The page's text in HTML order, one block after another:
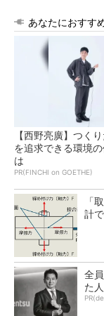
あなたにおすす
【西野亮廣】つく
を追求できる環境の
は
PR(FINCHI on GOETHE)
「
計
全
た